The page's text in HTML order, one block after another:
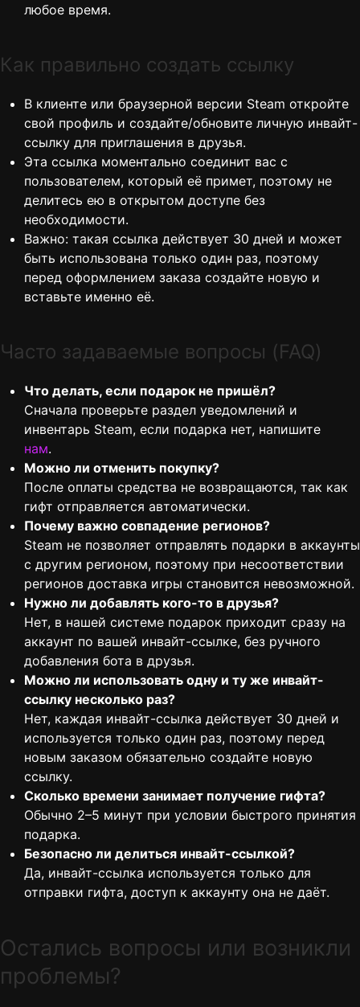
любое время.
Как правильно создать ссылку
В клиенте или браузерной версии Steam откройте
свой профиль и создайте/обновите личную инвайт-
ссылку для приглашения в друзья.
Эта ссылка моментально соединит вас с
пользователем, который её примет, поэтому не
делитесь ею в открытом доступе без
необходимости.
Важно: такая ссылка действует 30 дней и может
быть использована только один раз, поэтому
перед оформлением заказа создайте новую и
вставьте именно её.
Часто задаваемые вопросы (FAQ)
Что делать, если подарок не пришёл?
Сначала проверьте раздел уведомлений и
инвентарь Steam, если подарка нет, напишите
нам.
Можно ли отменить покупку?
После оплаты средства не возвращаются, так как
гифт отправляется автоматически.
Почему важно совпадение регионов?
Steam не позволяет отправлять подарки в аккаунты
с другим регионом, поэтому при несоответствии
регионов доставка игры становится невозможной.
Нужно ли добавлять кого-то в друзья?
Нет, в нашей системе подарок приходит сразу на
аккаунт по вашей инвайт-ссылке, без ручного
добавления бота в друзья.
Можно ли использовать одну и ту же инвайт-
ссылку несколько раз?
Нет, каждая инвайт-ссылка действует 30 дней и
используется только один раз, поэтому перед
новым заказом обязательно создайте новую
ссылку.
Сколько времени занимает получение гифта?
Обычно 2–5 минут при условии быстрого принятия
подарка.
Безопасно ли делиться инвайт-ссылкой?
Да, инвайт-ссылка используется только для
отправки гифта, доступ к аккаунту она не даёт.
Остались вопросы или возникли
проблемы?